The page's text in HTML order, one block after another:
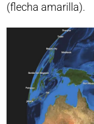
(flecha amarilla).